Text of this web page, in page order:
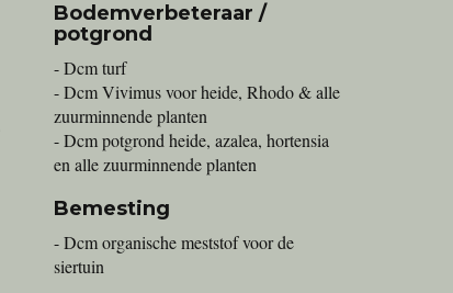
Bodemverbeteraar /
potgrond
- Dcm turf
- Dcm Vivimus voor heide, Rhodo & alle
zuurminnende planten
- Dcm potgrond heide, azalea, hortensia
en alle zuurminnende planten
Bemesting
- Dcm organische meststof voor de
siertuin